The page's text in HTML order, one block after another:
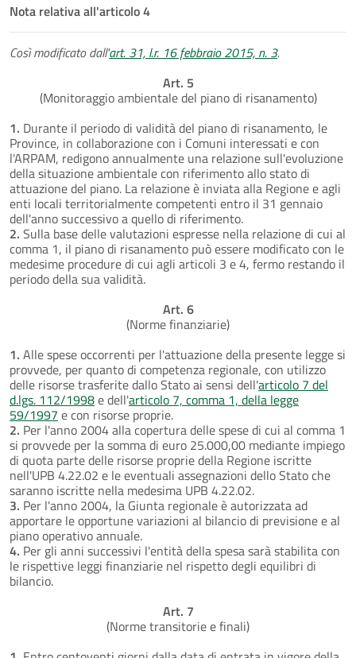
Nota relativa all'articolo 4
Così modificato dall'art. 31, l.r. 16 febbraio 2015, n. 3.
Art. 5
(Monitoraggio ambientale del piano di risanamento)
1. Durante il periodo di validità del piano di risanamento, le
Province, in collaborazione con i Comuni interessati e con
l'ARPAM, redigono annualmente una relazione sull'evoluzione
della situazione ambientale con riferimento allo stato di
attuazione del piano. La relazione è inviata alla Regione e agli
enti locali territorialmente competenti entro il 31 gennaio
dell'anno successivo a quello di riferimento.
2. Sulla base delle valutazioni espresse nella relazione di cui al
comma 1, il piano di risanamento può essere modificato con le
medesime procedure di cui agli articoli 3 e 4, fermo restando il
periodo della sua validità.
Art. 6
(Norme finanziarie)
1. Alle spese occorrenti per l'attuazione della presente legge si
provvede, per quanto di competenza regionale, con utilizzo
delle risorse trasferite dallo Stato ai sensi dell'articolo 7 del
d.lgs. 112/1998e dell'articolo 7, comma 1, della legge
59/1997 e con risorse proprie.
2. Per l'anno 2004 alla copertura delle spese di cui al comma 1
si provvede per la somma di euro 25.000,00 mediante impiego
di quota parte delle risorse proprie della Regione iscritte
nell'UPB 4.22.02 e le eventuali assegnazioni dello Stato che
saranno iscritte nella medesima UPB 4.22.02.
3. Per l'anno 2004, la Giunta regionale è autorizzata ad
apportare le opportune variazioni al bilancio di previsione e al
piano operativo annuale.
4. Per gli anni successivi l'entità della spesa sarà stabilita con
le rispettive leggi finanziarie nel rispetto degli equilibri di
bilancio.
Art. 7
(Norme transitorie e finali)